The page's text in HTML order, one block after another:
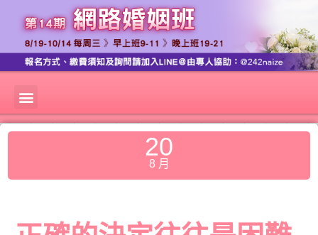
20
8 月